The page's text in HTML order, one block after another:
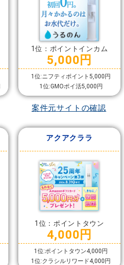
1位：ポイントインカム
5,000円
1位:ニフティポイント5,000円
1位:GMOポイ活5,000円
案件元サイトの確認
アクアクララ
1位：ポイントタウン
4,000円
1位:ポイントタウン4,000円
1位:クラシルリワード4,000円